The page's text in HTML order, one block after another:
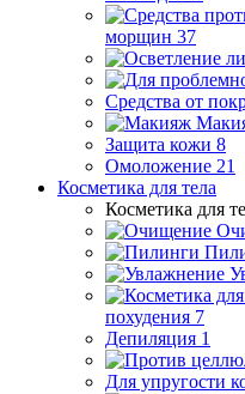
морщин 37
Средства от
Защита кожи 8
Омоложение 21
Косметика для тела
Косметика для
похудения 7
Депиляция 1
Для упругости